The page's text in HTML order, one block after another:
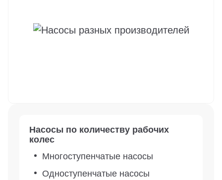
Насосы по количеству рабочих
колес
Многоступенчатые насосы
Одноступенчатые насосы